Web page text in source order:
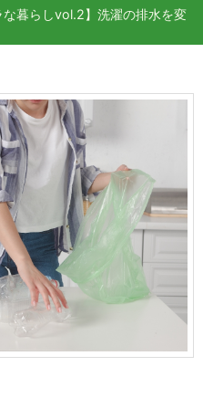
な暮らしvol.2】洗濯の排水を変